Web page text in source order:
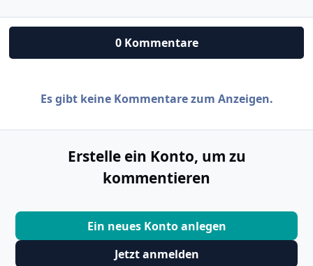
0 Kommentare
Es gibt keine Kommentare zum Anzeigen.
Erstelle ein Konto, um zu
kommentieren
Ein neues Konto anlegen
Jetzt anmelden